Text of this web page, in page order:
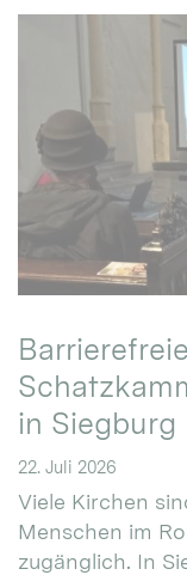
in Siegburg
22. Juli 2026
Viele Kirchen
Menschen im
zugänglich. In